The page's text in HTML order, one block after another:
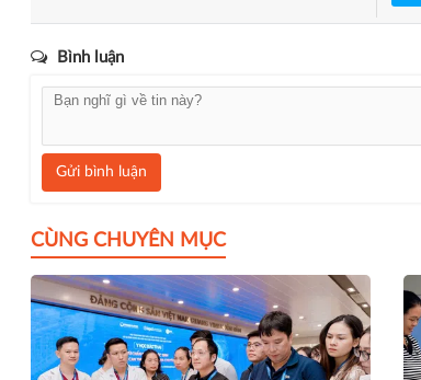
Bình luận
Gửi bình luận
CÙNG CHUYÊN MỤC